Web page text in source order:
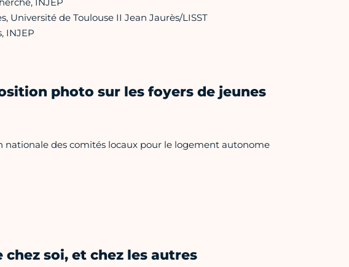
Université de Toulouse II Jean Jaurès/LISST
INJEP
photo sur les foyers de jeunes
nationale des comités locaux pour le logement autonome
chez soi, et chez les autres